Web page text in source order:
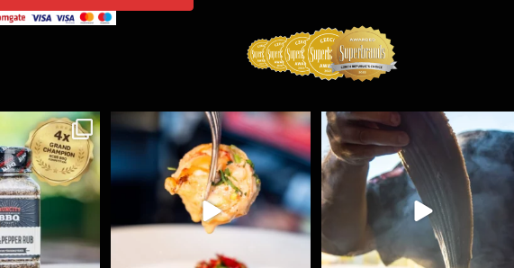
BBQ chuť u vás doma!...
0
Spoustu podobných triků, které vám usnadní nejenom ...
9 0
Ryba na grilu je opravdu rychlá, a stejně tak